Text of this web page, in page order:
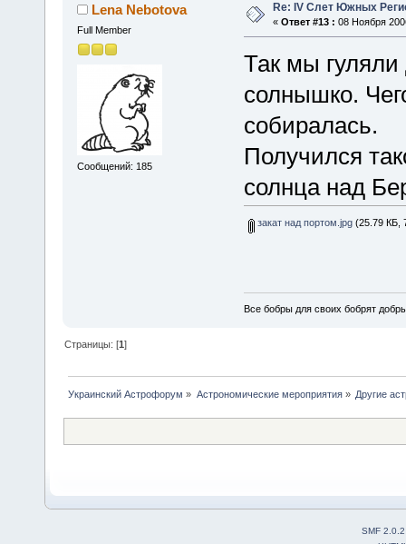
Lena Nebotova
Full Member
Сообщений: 185
Re: IV Слет Южных
« Ответ #13 : 08 Ноября
Так мы гуляли
солнышко.
собиралась.
Получился
солнца над
закат над портом.jpg(25.79 КБ,
Все бобры для своих бобрят
Страницы: [1]
Украинский Астрофорум » Астрономические мероприятия» Другие
SMF 2.0.2